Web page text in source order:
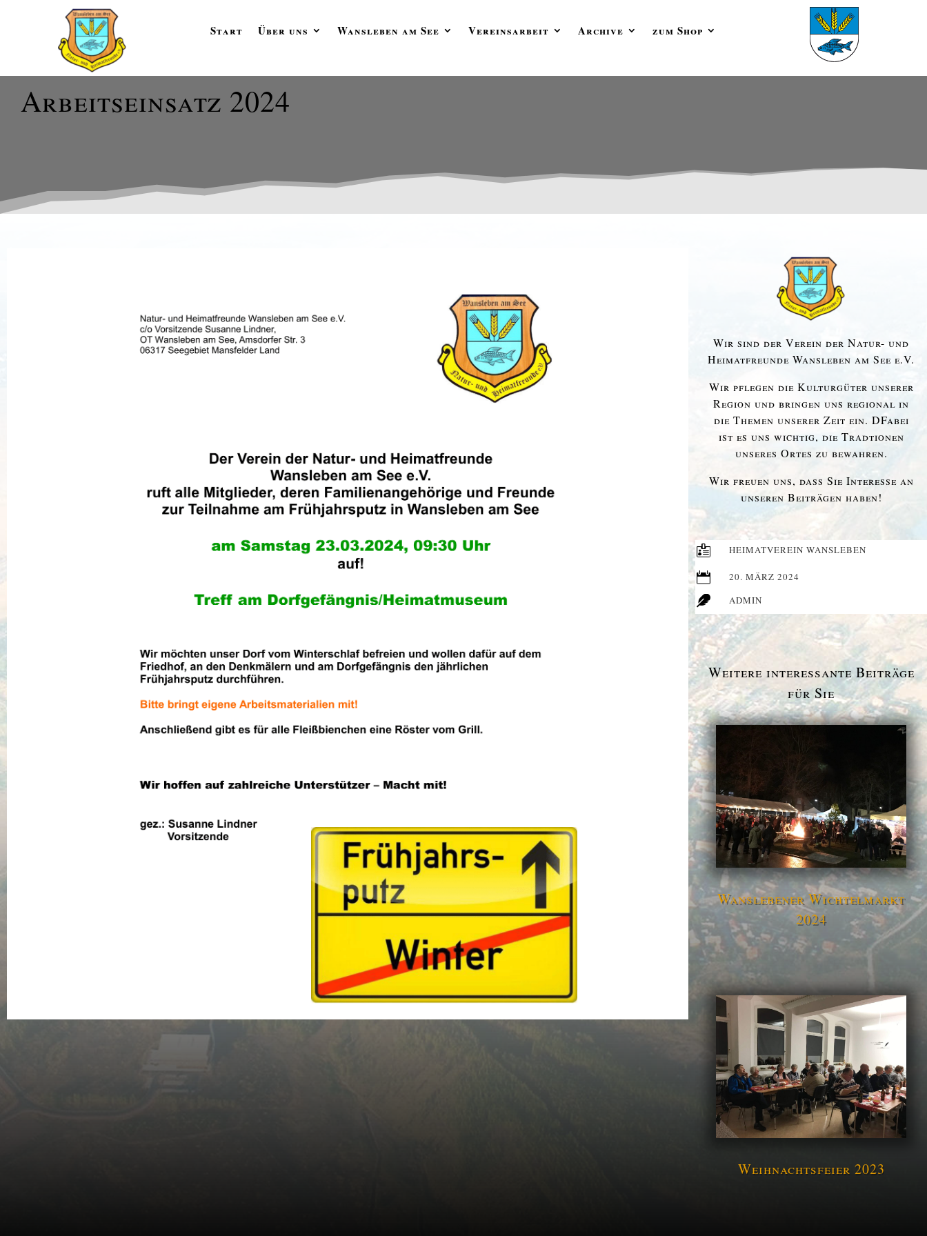
Start Über uns Wansleben am See Vereinsarbeit Archive zum Shop
Arbeitseinsatz 2024
Wir sind der Verein der Natur- und
Heimatfreunde Wansleben am See e.V.
Wir pflegen die Kulturgüter unserer
Region und bringen uns regional in
die Themen unserer Zeit ein. DFabei
ist es uns wichtig, die Tradtionen
unseres Ortes zu bewahren.
Wir freuen uns, dass Sie Interesse an
unseren Beiträgen haben!
 HEIMATVEREIN WANSLEBEN
 20. MÄRZ 2024
 ADMIN
Weitere interessante Beiträge
für Sie
Wanslebener Wichtelmarkt
2024
Weihnachtsfeier 2023